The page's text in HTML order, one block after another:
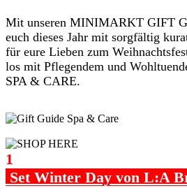
Mit unseren MINIMARKT GIFT
euch dieses Jahr mit sorgfältig
für eure Lieben zum
los mit Pflegendem und
SPA & CARE.
1
Set Winter Day von L:A